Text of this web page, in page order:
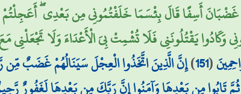
أَسِفًا قَالَ بِئْسَمَا خَلَفْتُمُونِي مِن بَعْدِي ۖ أَعَجِلْتُمْ
وَكَادُوا يَقْتُلُونَنِي فَلَا تُشْمِتْ بِيَ الْأَعْدَاءَ وَلَا تَجْعَلْنِي مَعَ
(
151
)إِنَّ الَّذِينَ اتَّخَذُوا الْعِجْلَ سَيَنَالُهُمْ غَضَبٌ مِّن
تَابُوا مِن بَعْدِهَا وَآمَنُوا إِنَّ رَبَّكَ مِن بَعْدِهَا لَغَفُورٌ